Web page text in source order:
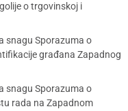
o trgovinskoj i
snagu Sporazuma o
građana Zapadnog
snagu Sporazuma o
rada na Zapadnom